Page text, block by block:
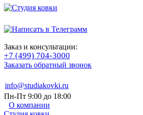
Заказ и консультации:
+7 (499) 704-3000
Заказать обратный звонок
info@studiakovki.ru
Пн-Пт 9:00 до 18:00
О компании